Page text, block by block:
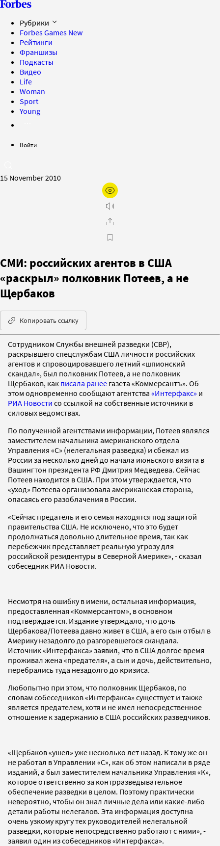
Рубрики
Forbes Games New
Рейтинги
Франшизы
Подкасты
Видео
Life
Woman
Sport
Young
Войти
15 November 2010
СМИ: российских агентов в США
«раскрыл» полковник Потеев, а не
Щербаков
Копировать ссылку
Сотрудником Службы внешней разведки (СВР),
раскрывшего спецслужбам США личности российских
агентов и спровоцировавшего летний «шпионский
скандал», был полковник Потеев, а не полковник
Щербаков, как писала ранее газета «Коммерсантъ». Об
этом одновременно сообщают агентства «Интерфакс» и
РИА Новости со ссылкой на собственные источники в
силовых ведомствах.
По полученной агентствами информации, Потеев являлся
заместителем начальника американского отдела
Управления «С» (нелегальная разведка) и сбежал из
России за несколько дней до начала июньского визита в
Вашингтон президента РФ Дмитрия Медведева. Сейчас
Потеев находится в США. При этом утверждается, что
«уход» Потеева организовала американская сторона,
опасаясь его разоблачения в России.
«Сейчас предатель и его семья находятся под защитой
правительства США. Не исключено, что это будет
продолжаться довольно длительное время, так как
перебежчик представляет реальную угрозу для
российской резидентуры в Северной Америке», - сказал
собеседник РИА Новости.
Несмотря на ошибку в имени, остальная информация,
предоставленная «Коммерсантом», в основном
подтверждается. Издание утверждало, что дочь
Щербакова/Потеева давно живет в США, а его сын отбыл в
Америку незадолго до разгоревшегося скандала.
Источник «Интерфакса» заявил, что в США долгое время
проживал жена «предателя», а сын и дочь, действительно,
перебрались туда незадолго до кризиса.
Любопытно при этом, что полковник Щербаков, по
словам собеседников «Интерфакса» существует и также
является предателем, хотя и не имел непосредственное
отношение к задержанию в США российских разведчиков.
«Щербаков «ушел» уже несколько лет назад. К тому же он
не работал в Управлении «С», как об этом написали в ряде
изданий, а был заместителем начальника Управления «К»,
которое ответственно за контрразведывательное
обеспечение разведки в целом. Поэтому практически
невероятно, чтобы он знал личные дела или какие-либо
детали работы нелегалов. Эта информация доступна
очень узкому кругу тех руководителей нелегальной
разведки, которые непосредственно работают с ними», -
заявил один из собеседников «Интерфакса».